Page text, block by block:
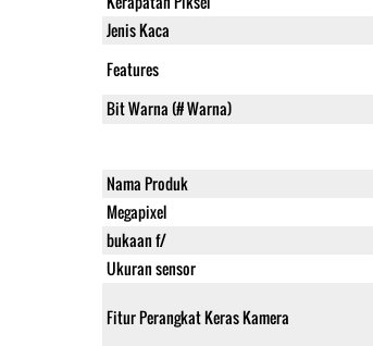
Jenis Kaca
Features
Bit Warna (# Warna)
Nama Produk
Megapixel
bukaan f/
Ukuran sensor
Fitur Perangkat Keras Kamera